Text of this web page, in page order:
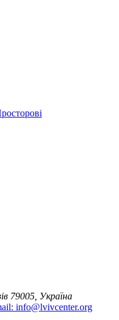
79005, Україна
info@lvivcenter.org